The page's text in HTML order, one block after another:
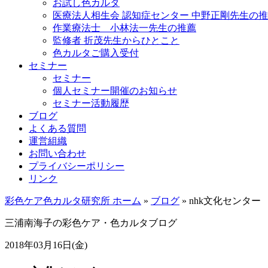
お試し色カルタ
医療法人相生会 認知症センター 中野正剛先生の
作業療法士 小林法一先生の推薦
監修者 折茂先生からひとこと
色カルタご購入受付
セミナー
セミナー
個人セミナー開催のお知らせ
セミナー活動履歴
ブログ
よくある質問
運営組織
お問い合わせ
プライバシーポリシー
リンク
彩色ケア色カルタ研究所 ホーム » ブログ » nhk文化センター
三浦南海子の彩色ケア・色カルタブログ
2018年03月16日(金)